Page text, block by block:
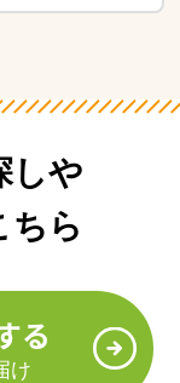
しや
ちら
る
け